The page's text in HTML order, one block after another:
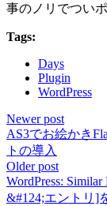
事のノリでつい
Tags:
Days
Plugin
WordPress
Newer post
AS3でお絵かき
トの導入
Older post
WordPress:
&#124;エントリ]